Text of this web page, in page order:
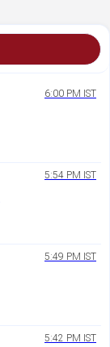
6:00 PM IST
5:54 PM IST
5:49 PM IST
5:42 PM IST